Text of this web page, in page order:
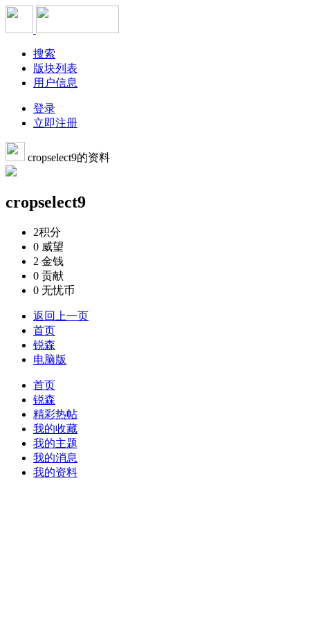
搜索
版块列表
用户信息
登录
立即注册
cropselect9的资料
cropselect9
2积分
0 威望
2 金钱
0 贡献
0 无忧币
返回上一页
首页
锐森
电脑版
首页
锐森
精彩热帖
我的收藏
我的主题
我的消息
我的资料